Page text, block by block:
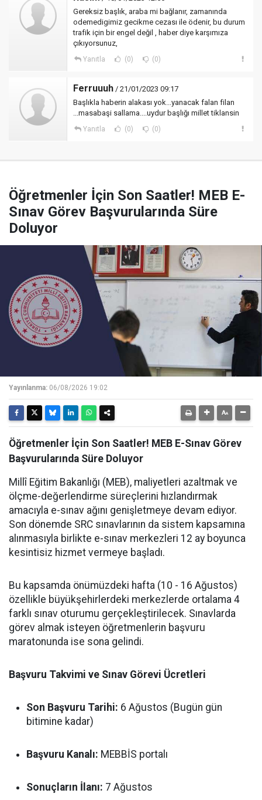
Gereksiz başlık, araba mi bağlanır, zamanında
odemedigimiz gecikme cezası ile ödenir, bu durum
trafik için bir engel değil , haber diye karşımıza
çıkıyorsunuz,
Yanıtla (0) (0)
Ferruuuh / 21/01/2023 09:17
Başlıkla haberin alakası yok...yanacak falan filan
...masabaşi sallama....uydur başlığı millet tiklansin
Yanıtla (0) (0)
Öğretmenler İçin Son Saatler! MEB E-
Sınav Görev Başvurularında Süre
Doluyor
Yayınlanma: 06/08/2026 19:02
Öğretmenler İçin Son Saatler! MEB E-Sınav Görev
Başvurularında Süre Doluyor
Millî Eğitim Bakanlığı (MEB), maliyetleri azaltmak ve
ölçme-değerlendirme süreçlerini hızlandırmak
amacıyla e-sınav ağını genişletmeye devam ediyor.
Son dönemde SRC sınavlarının da sistem kapsamına
alınmasıyla birlikte e-sınav merkezleri 12 ay boyunca
kesintisiz hizmet vermeye başladı.
Bu kapsamda önümüzdeki hafta (10 - 16 Ağustos)
özellikle büyükşehirlerdeki merkezlerde ortalama 4
farklı sınav oturumu gerçekleştirilecek. Sınavlarda
görev almak isteyen öğretmenlerin başvuru
maratonunda ise sona gelindi.
Başvuru Takvimi ve Sınav Görevi Ücretleri
Son Başvuru Tarihi: 6 Ağustos (Bugün gün
bitimine kadar)
Başvuru Kanalı: MEBBİS portalı
Sonuçların İlanı: 7 Ağustos